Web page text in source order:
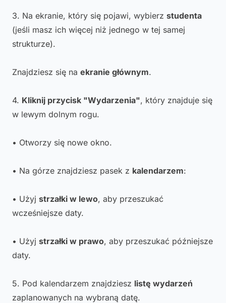
3. Na ekranie, który się pojawi, wybierz studenta
(jeśli masz ich więcej niż jednego w tej samej
strukturze).
Znajdziesz się na ekranie głównym.
4. Kliknij przycisk "Wydarzenia", który znajduje się
w lewym dolnym rogu.
• Otworzy się nowe okno.
• Na górze znajdziesz pasek z kalendarzem:
• Użyj strzałki w lewo, aby przeszukać
wcześniejsze daty.
• Użyj strzałki w prawo, aby przeszukać późniejsze
daty.
5. Pod kalendarzem znajdziesz listę wydarzeń
zaplanowanych na wybraną datę.